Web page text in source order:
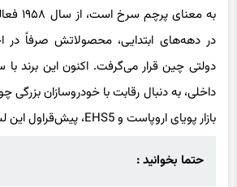
به
در دهه‌های ابتدایی، محصولاتش صرفاً در
دولتی چین قرار می‌گرفت. اکنون این برند با
داخلی، به دنبال رقابت با خودروسازان
بازار پویای اروپاست و EHS5، پیش‌قراول این لشکرکشی بزرگ است.
حتما بخوانید :